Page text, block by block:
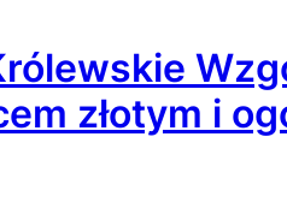
złotym i